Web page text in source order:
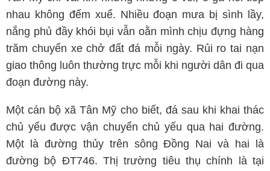
nhau không đếm xuể. Nhiều đoạn mưa bị sình lầy,
nắng phủ đầy khói bụi vẫn oằn mình chịu đựng hàng
trăm chuyến xe chở đất đá mỗi ngày. Rủi ro tai nạn
giao thông luôn thường trực mỗi khi người dân đi qua
đoạn đường này.
Một cán bộ xã Tân Mỹ cho biết, đá sau khi khai thác
chủ yếu được vận chuyển chủ yếu qua hai đường.
Một là đường thủy trên sông Đồng Nai và hai là
đường bộ ĐT746. Thị trường tiêu thụ chính là tại